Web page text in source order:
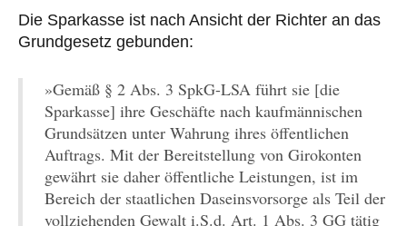
Die Sparkasse ist nach Ansicht der Richter an das
Grundgesetz gebunden:
»Gemäß § 2 Abs. 3 SpkG-LSA führt sie [die
Sparkasse] ihre Geschäfte nach kaufmännischen
Grundsätzen unter Wahrung ihres öffentlichen
Auftrags. Mit der Bereitstellung von Girokonten
gewährt sie daher öffentliche Leistungen, ist im
Bereich der staatlichen Daseinsvorsorge als Teil der
vollziehenden Gewalt i.S.d. Art. 1 Abs. 3 GG tätig